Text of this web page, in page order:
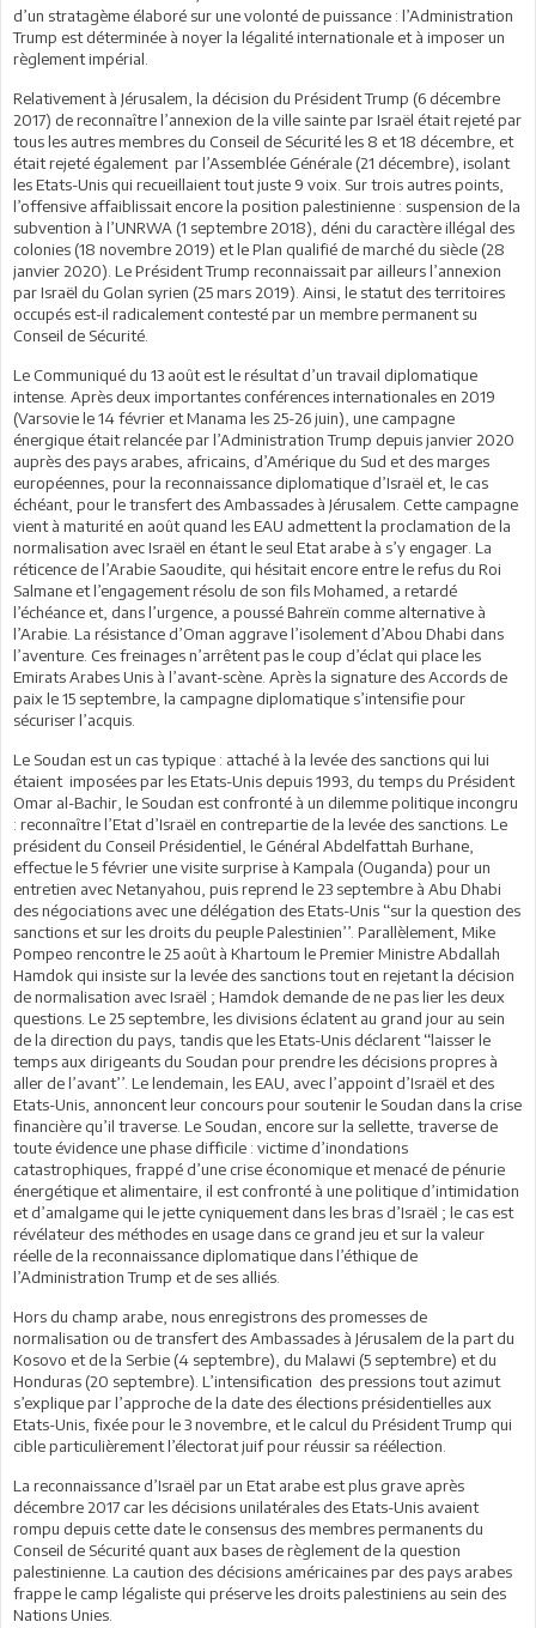
d’un stratagème élaboré sur une volonté de puissance : l’Administration
Trump est déterminée à noyer la légalité internationale et à imposer un
règlement impérial.
Relativement à Jérusalem, la décision du Président Trump (6 décembre
2017) de reconnaître l’annexion de la ville sainte par Israël était rejeté par
tous les autres membres du Conseil de Sécurité les 8 et 18 décembre, et
était rejeté également par l’Assemblée Générale (21 décembre), isolant
les Etats-Unis qui recueillaient tout juste 9 voix. Sur trois autres points,
l’offensive affaiblissait encore la position palestinienne : suspension de la
subvention à l’UNRWA (1 septembre 2018), déni du caractère illégal des
colonies (18 novembre 2019) et le Plan qualifié de marché du siècle (28
janvier 2020). Le Président Trump reconnaissait par ailleurs l’annexion
par Israël du Golan syrien (25 mars 2019). Ainsi, le statut des territoires
occupés est-il radicalement contesté par un membre permanent su
Conseil de Sécurité.
Le Communiqué du 13 août est le résultat d’un travail diplomatique
intense. Après deux importantes conférences internationales en 2019
(Varsovie le 14 février et Manama les 25-26 juin), une campagne
énergique était relancée par l’Administration Trump depuis janvier 2020
auprès des pays arabes, africains, d’Amérique du Sud et des marges
européennes, pour la reconnaissance diplomatique d’Israël et, le cas
échéant, pour le transfert des Ambassades à Jérusalem. Cette campagne
vient à maturité en août quand les EAU admettent la proclamation de la
normalisation avec Israël en étant le seul Etat arabe à s’y engager. La
réticence de l’Arabie Saoudite, qui hésitait encore entre le refus du Roi
Salmane et l’engagement résolu de son fils Mohamed, a retardé
l’échéance et, dans l’urgence, a poussé Bahreïn comme alternative à
l’Arabie. La résistance d’Oman aggrave l’isolement d’Abou Dhabi dans
l’aventure. Ces freinages n’arrêtent pas le coup d’éclat qui place les
Emirats Arabes Unis à l’avant-scène. Après la signature des Accords de
paix le 15 septembre, la campagne diplomatique s’intensifie pour
sécuriser l’acquis.
Le Soudan est un cas typique : attaché à la levée des sanctions qui lui
étaient imposées par les Etats-Unis depuis 1993, du temps du Président
Omar al-Bachir, le Soudan est confronté à un dilemme politique incongru
: reconnaître l’Etat d’Israël en contrepartie de la levée des sanctions. Le
président du Conseil Présidentiel, le Général Abdelfattah Burhane,
effectue le 5 février une visite surprise à Kampala (Ouganda) pour un
entretien avec Netanyahou, puis reprend le 23 septembre à Abu Dhabi
des négociations avec une délégation des Etats-Unis ‘‘sur la question des
sanctions et sur les droits du peuple Palestinien’’. Parallèlement, Mike
Pompeo rencontre le 25 août à Khartoum le Premier Ministre Abdallah
Hamdok qui insiste sur la levée des sanctions tout en rejetant la décision
de normalisation avec Israël ; Hamdok demande de ne pas lier les deux
questions. Le 25 septembre, les divisions éclatent au grand jour au sein
de la direction du pays, tandis que les Etats-Unis déclarent ‘‘laisser le
temps aux dirigeants du Soudan pour prendre les décisions propres à
aller de l’avant’’. Le lendemain, les EAU, avec l’appoint d’Israël et des
Etats-Unis, annoncent leur concours pour soutenir le Soudan dans la crise
financière qu’il traverse. Le Soudan, encore sur la sellette, traverse de
toute évidence une phase difficile : victime d’inondations
catastrophiques, frappé d’une crise économique et menacé de pénurie
énergétique et alimentaire, il est confronté à une politique d’intimidation
et d’amalgame qui le jette cyniquement dans les bras d’Israël ; le cas est
révélateur des méthodes en usage dans ce grand jeu et sur la valeur
réelle de la reconnaissance diplomatique dans l’éthique de
l’Administration Trump et de ses alliés.
Hors du champ arabe, nous enregistrons des promesses de
normalisation ou de transfert des Ambassades à Jérusalem de la part du
Kosovo et de la Serbie (4 septembre), du Malawi (5 septembre) et du
Honduras (20 septembre). L’intensification des pressions tout azimut
s’explique par l’approche de la date des élections présidentielles aux
Etats-Unis, fixée pour le 3 novembre, et le calcul du Président Trump qui
cible particulièrement l’électorat juif pour réussir sa réélection.
La reconnaissance d’Israël par un Etat arabe est plus grave après
décembre 2017 car les décisions unilatérales des Etats-Unis avaient
rompu depuis cette date le consensus des membres permanents du
Conseil de Sécurité quant aux bases de règlement de la question
palestinienne. La caution des décisions américaines par des pays arabes
frappe le camp légaliste qui préserve les droits palestiniens au sein des
Nations Unies.